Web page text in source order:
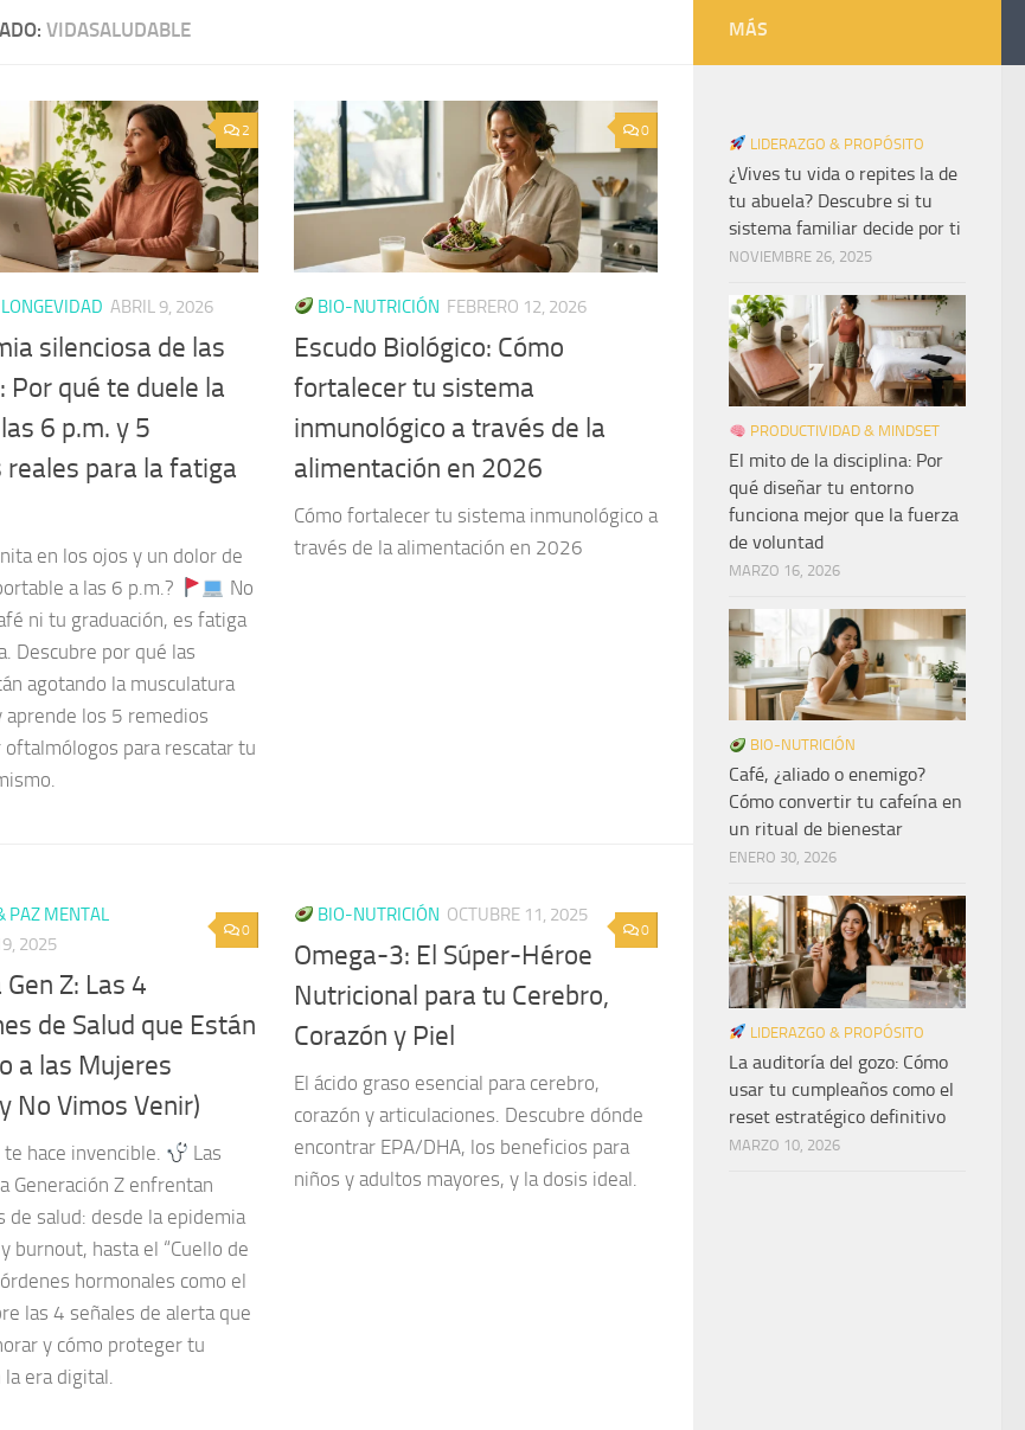
VIDASALUDABLE
2
ABRIL 9, 2026
silenciosa de las
Por qué te duele la
6 p.m. y 5
reales para la fatiga
en los ojos y un dolor de
a las 6 p.m.?
No
ni tu graduación, es fatiga
Descubre por qué las
agotando la musculatura
aprende los 5 remedios
oftalmólogos para rescatar tu
0
BIO-NUTRICIÓN FEBRERO 12, 2026
Escudo Biológico: Cómo
fortalecer tu sistema
inmunológico a través de la
alimentación en 2026
Cómo fortalecer tu sistema inmunológico a
través de la alimentación en 2026
0
PAZ MENTAL
2025
Z: Las 4
de Salud que Están
a las Mujeres
No Vimos Venir)
hace invencible.
Las
Generación Z enfrentan
de salud: desde la epidemia
burnout, hasta el “Cuello de
hormonales como el
las 4 señales de alerta que
y cómo proteger tu
era digital.
0
BIO-NUTRICIÓN OCTUBRE 11, 2025
Omega-3: El Súper-Héroe
Nutricional para tu Cerebro,
Corazón y Piel
El ácido graso esencial para cerebro,
corazón y articulaciones. Descubre dónde
encontrar EPA/DHA, los beneficios para
niños y adultos mayores, y la dosis ideal.
MÁS
LIDERAZGO & PROPÓSITO
¿Vives tu vida o repites la de
tu abuela? Descubre si tu
sistema familiar decide por ti
NOVIEMBRE 26, 2025
PRODUCTIVIDAD & MINDSET
El mito de la disciplina: Por
qué diseñar tu entorno
funciona mejor que la fuerza
de voluntad
MARZO 16, 2026
BIO-NUTRICIÓN
Café, ¿aliado o enemigo?
Cómo convertir tu cafeína en
un ritual de bienestar
ENERO 30, 2026
LIDERAZGO & PROPÓSITO
La auditoría del gozo: Cómo
usar tu cumpleaños como el
reset estratégico definitivo
MARZO 10, 2026